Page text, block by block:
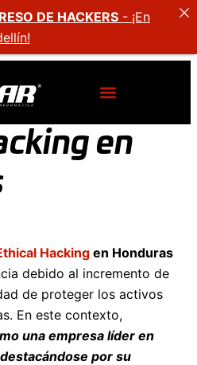
en
Hacking en Honduras
debido al incremento de
de proteger los activos
En este contexto,
una empresa líder en
por su
DE HACKERS - ¡En